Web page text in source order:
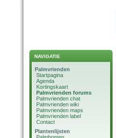
NAVIGATIE
Palmvrienden
Startpagina
Agenda
Kortingskaart
Palmvrienden forums
Palmvrienden chat
Palmvrienden wiki
Palmvrienden maps
Palmvrienden label
Contact
Plantenlijsten